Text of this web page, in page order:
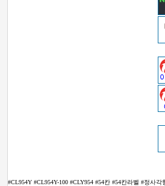
#CL954Y #CL954Y-100 #CLY954 #54칸 #54칸라벨 #정사